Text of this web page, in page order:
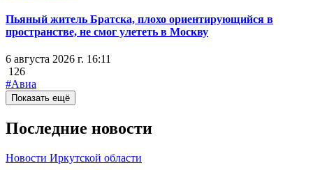
Пьяный житель Братска, плохо ориентирующийся в
пространстве, не смог улететь в Москву
6 августа 2026 г. 16:11
126
#Авиа
Показать ещё
Последние новости
Новости Иркутской области